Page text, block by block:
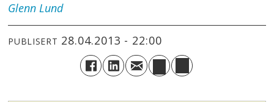
Glenn Lund
PUBLISERT 28.04.2013 - 22:00